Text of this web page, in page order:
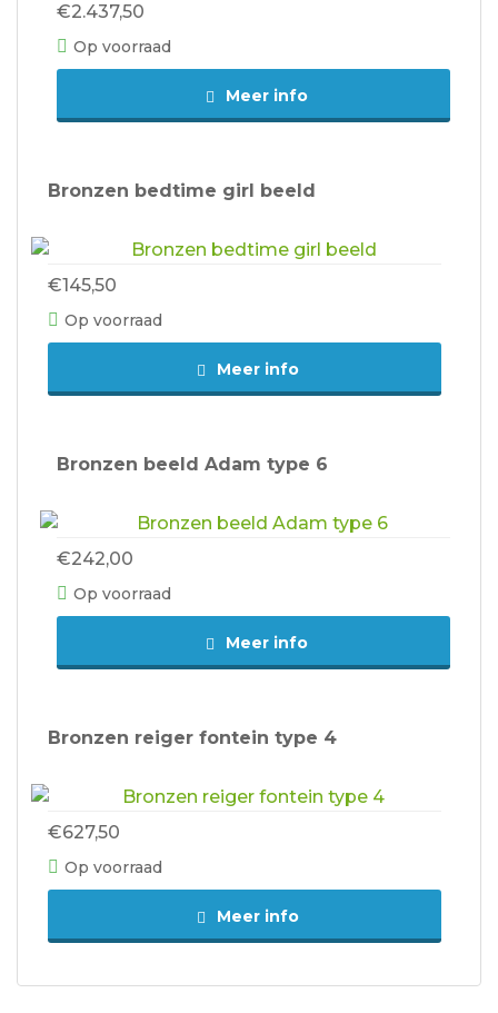
€2.437,50
Op voorraad
Meer info
Bronzen bedtime girl beeld
€145,50
Op voorraad
Meer info
Bronzen beeld Adam type 6
€242,00
Op voorraad
Meer info
Bronzen reiger fontein type 4
€627,50
Op voorraad
Meer info